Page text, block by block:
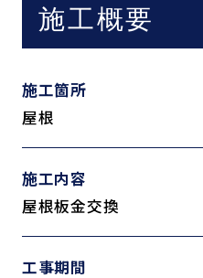
施工概要
施工箇所
屋根
施工内容
屋根板金交換
工事期間